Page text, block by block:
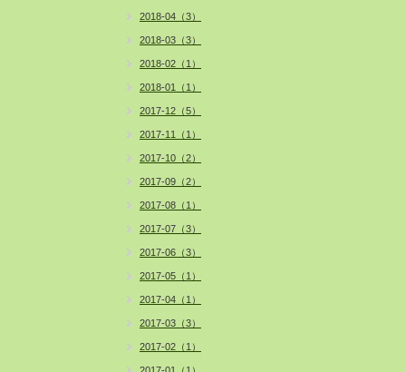
2018-04（3）
2018-03（3）
2018-02（1）
2018-01（1）
2017-12（5）
2017-11（1）
2017-10（2）
2017-09（2）
2017-08（1）
2017-07（3）
2017-06（3）
2017-05（1）
2017-04（1）
2017-03（3）
2017-02（1）